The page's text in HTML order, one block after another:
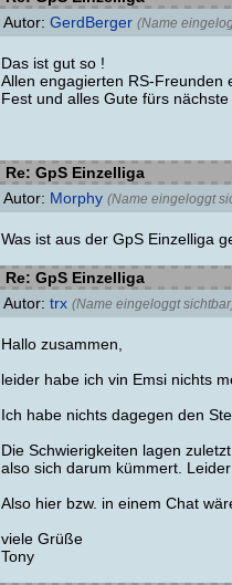
Autor: GerdBerger (Name
Das ist gut so !
Allen engagierten RS-Freunden
Fest und alles Gute fürs nächste
Re: GpS Einzelliga
Autor: Morphy (Name eingeloggt
Was ist aus der GpS Einzelliga
Re: GpS Einzelliga
Autor: trx (Name eingeloggt
Hallo zusammen,
leider habe ich vin Emsi nichts
Ich habe nichts dagegen den
Die Schwierigkeiten lagen
also sich darum kümmert.
Also hier bzw. in einem Chat
viele Grüße
Tony